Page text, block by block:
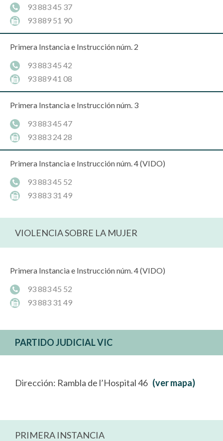
93 883 45 37
93 889 51 90
Primera Instancia e Instrucción núm. 2
93 883 45 42
93 889 41 08
Primera Instancia e Instrucción núm. 3
93 883 45 47
93 883 24 28
Primera Instancia e Instrucción núm. 4 (VIDO)
93 883 45 52
93 883 31 49
VIOLENCIA SOBRE LA MUJER
Primera Instancia e Instrucción núm. 4 (VIDO)
93 883 45 52
93 883 31 49
PARTIDO JUDICIAL VIC
Dirección: Rambla de l’Hospital 46 (ver mapa)
PRIMERA INSTANCIA